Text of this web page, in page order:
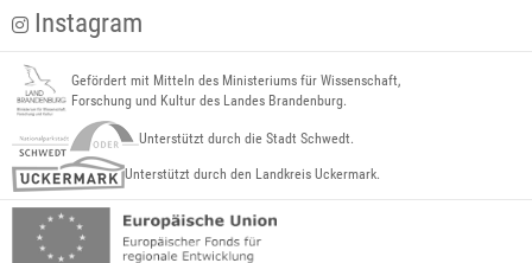
Instagram
Gefördert mit Mitteln des Ministeriums für Wissenschaft,
Forschung und Kultur des Landes Brandenburg.
Unterstützt durch die Stadt Schwedt.
Unterstützt durch den Landkreis Uckermark.